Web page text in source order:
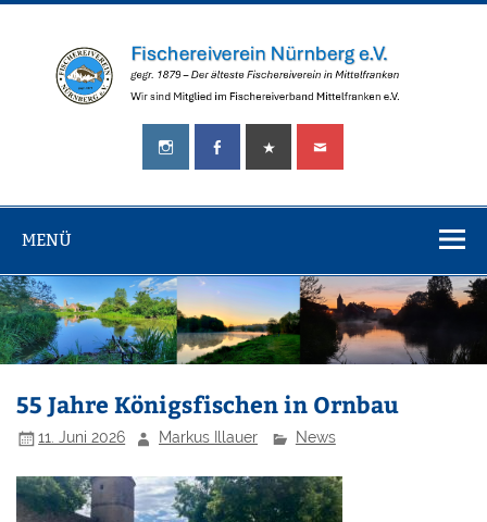
Zum
Nürnberg
Fischereiverein
Mittelfranken!
MENÜ
55 Jahre Königsfischen in Ornbau
11. Juni 2026 Markus Illauer News